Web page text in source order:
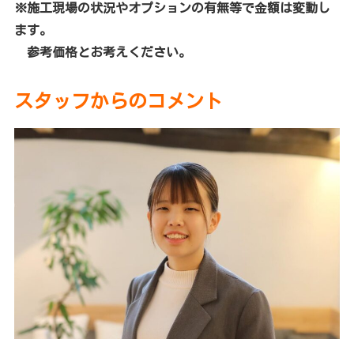
※施工現場の状況やオプションの有無等で金額は変動し
ます。
参考価格とお考えください。
スタッフからのコメント